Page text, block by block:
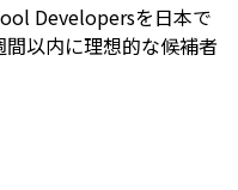
Developersを日本で
以内に理想的な候補者